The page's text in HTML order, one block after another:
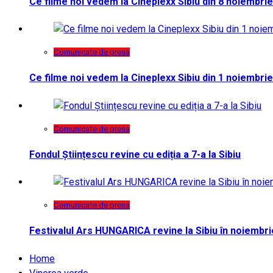
Comunicate de presa
Ce filme noi vedem la Cineplexx Sibiu din 1 noiembrie
Comunicate de presa
Fondul Științescu revine cu ediția a 7-a la Sibiu
Comunicate de presa
Festivalul Ars HUNGARICA revine la Sibiu în
Home